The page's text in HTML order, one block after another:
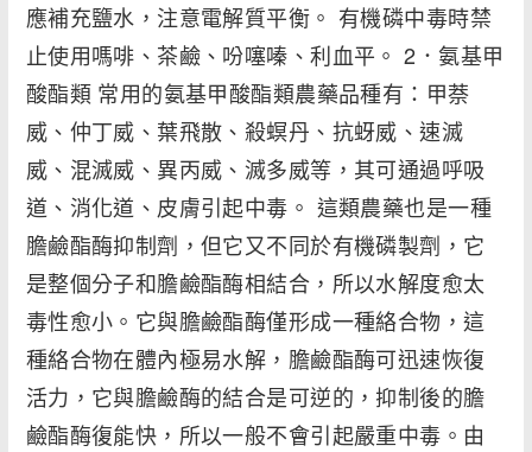
應補充鹽水，注意電解質平衡。 有機磷中毒時禁
止使用嗎啡、茶鹼、吩噻嗪、利血平。 2．氨基甲
酸酯類 常用的氨基甲酸酯類農藥品種有：甲萘
威、仲丁威、葉飛散、殺螟丹、抗蚜威、速滅
威、混滅威、異丙威、滅多威等，其可通過呼吸
道、消化道、皮膚引起中毒。 這類農藥也是一種
膽鹼酯酶抑制劑，但它又不同於有機磷製劑，它
是整個分子和膽鹼酯酶相結合，所以水解度愈太
毒性愈小。它與膽鹼酯酶僅形成一種絡合物，這
種絡合物在體內極易水解，膽鹼酯酶可迅速恢復
活力，它與膽鹼酶的結合是可逆的，抑制後的膽
鹼酯酶復能快，所以一般不會引起嚴重中毒。由